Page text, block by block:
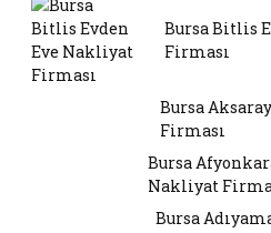
Bursa Bitlis
Firması
Bursa
Firması
Bursa
Nakliyat
Bursa